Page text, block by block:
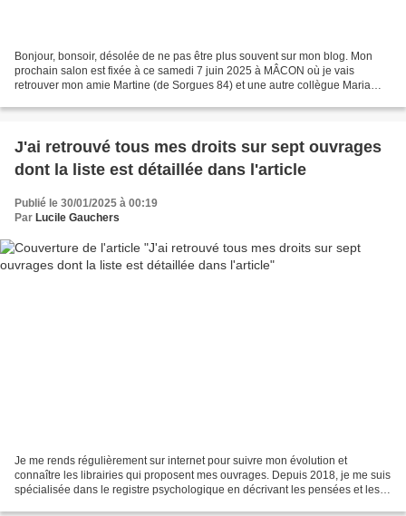
Bonjour, bonsoir, désolée de ne pas être plus souvent sur mon blog. Mon
prochain salon est fixée à ce samedi 7 juin 2025 à MÂCON où je vais
retrouver mon amie Martine (de Sorgues 84) et une autre collègue Maria
J'ai retrouvé tous mes droits sur sept ouvrages
dont la liste est détaillée dans l'article
Publié le 30/01/2025 à 00:19
Par Lucile Gauchers
Je me rends régulièrement sur internet pour suivre mon évolution et
connaître les librairies qui proposent mes ouvrages. Depuis 2018, je me suis
spécialisée dans le registre psychologique en décrivant les pensées et les